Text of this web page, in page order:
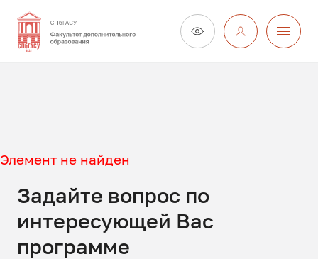
Элемент не найден
Задайте вопрос по
интересующей Вас
программе